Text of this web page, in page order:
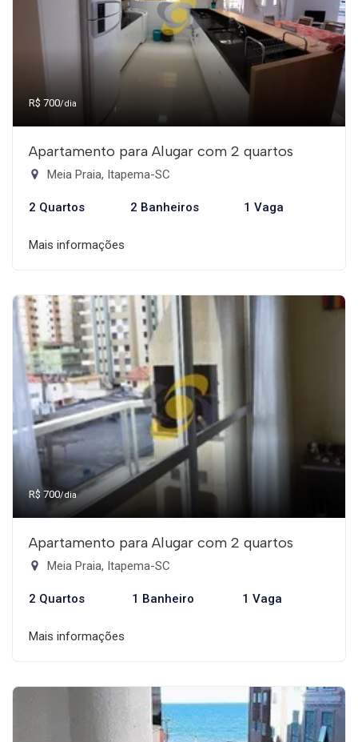
R$ 700/dia
Apartamento para Alugar com 2 quartos
Meia Praia, Itapema-SC
2 Quartos 2 Banheiros 1 Vaga
Mais informações
R$ 700/dia
Apartamento para Alugar com 2 quartos
Meia Praia, Itapema-SC
2 Quartos 1 Banheiro 1 Vaga
Mais informações